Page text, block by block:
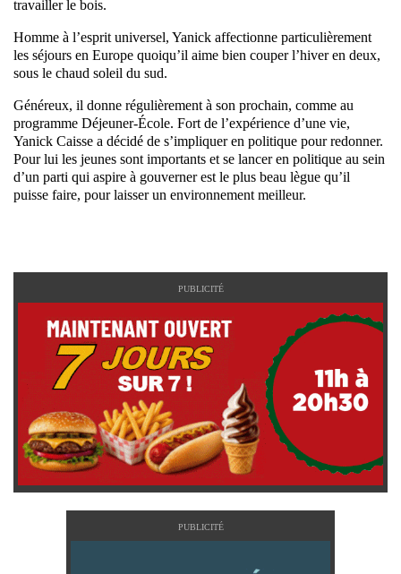
travailler le bois.
Homme à l’esprit universel, Yanick affectionne particulièrement
les séjours en Europe quoiqu’il aime bien couper l’hiver en deux,
sous le chaud soleil du sud.
Généreux, il donne régulièrement à son prochain, comme au
programme Déjeuner-École. Fort de l’expérience d’une vie,
Yanick Caisse a décidé de s’impliquer en politique pour redonner.
Pour lui les jeunes sont importants et se lancer en politique au sein
d’un parti qui aspire à gouverner est le plus beau lègue qu’il
puisse faire, pour laisser un environnement meilleur.
PUBLICITÉ
PUBLICITÉ